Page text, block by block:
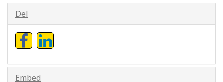
Del
Embed